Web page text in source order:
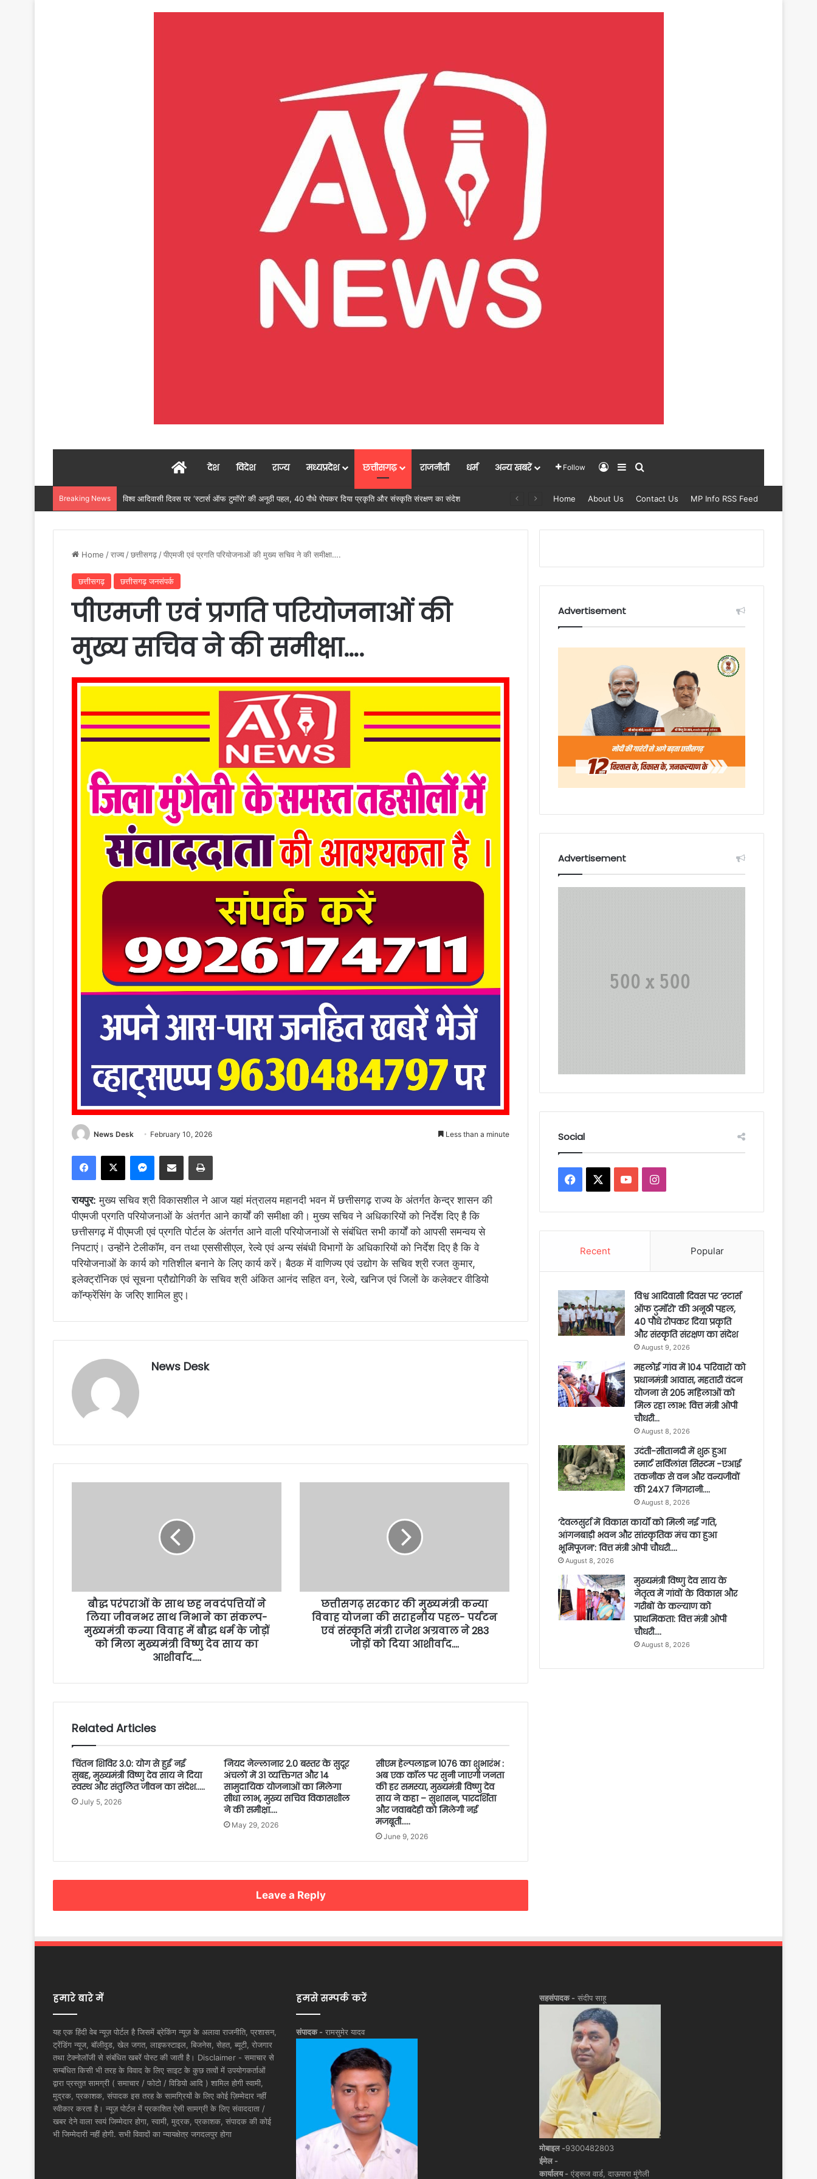
Homeदेश विदेश राज्य मध्यप्रदेश छत्तीसगढ़ राजनीती धर्म अन्य खबरें Follow Log InSidebar
Breaking News महलोई गांव में 104 परिवारों को प्रधानमंत्री आवास, महतारी वंदन योजना से 205 महिलाओं को मिल रहा लाभ: वित्त मंत्री ओपी चौधरी… Home About Us Contact Us MP Info RSS Feed
Home /राज्य /छत्तीसगढ़ /पीएमजी एवं प्रगति परियोजनाओं की मुख्य सचिव ने की समीक्षा….
छत्तीसगढ़ छत्तीसगढ़ जनसंपर्क
पीएमजी एवं प्रगति परियोजनाओं की
मुख्य सचिव ने की समीक्षा….
News Desk February 10, 2026 Less than a minute
Facebook
X Messenger
Share via Email Print
रायपुर: मुख्य सचिव श्री विकासशील ने आज यहां मंत्रालय महानदी भवन में छत्तीसगढ़ राज्य के अंतर्गत केन्द्र शासन की
पीएमजी प्रगति परियोजनाओं के अंतर्गत आने कार्यों की समीक्षा की। मुख्य सचिव ने अधिकारियों को निर्देश दिए है कि
छत्तीसगढ़ में पीएमजी एवं प्रगति पोर्टल के अंतर्गत आने वाली परियोजनाओं से संबंधित सभी कार्यों को आपसी समन्वय से
निपटाएं। उन्होंने टेलीकॉम, वन तथा एससीसीएल, रेल्वे एवं अन्य संबंधी विभागों के अधिकारियों को निर्देश दिए है कि वे
परियोजनाओं के कार्य को गतिशील बनाने के लिए कार्य करें। बैठक में वाणिज्य एवं उद्योग के सचिव श्री रजत कुमार,
इलेक्ट्रॉनिक एवं सूचना प्रौद्योगिकी के सचिव श्री अंकित आनंद सहित वन, रेल्वे, खनिज एवं जिलों के कलेक्टर वीडियो
कॉन्फ्रेंसिंग के जरिए शामिल हुए।
News Desk
बौद्ध परंपराओं के साथ छह नवदंपत्तियों ने
लिया जीवनभर साथ निभाने का संकल्प-
मुख्यमंत्री कन्या विवाह में बौद्ध धर्म के जोड़ों
को मिला मुख्यमंत्री विष्णु देव साय का
आशीर्वाद…..
छत्तीसगढ़ सरकार की मुख्यमंत्री कन्या
विवाह योजना की सराहनीय पहल- पर्यटन
एवं संस्कृति मंत्री राजेश अग्रवाल ने 283
जोड़ों को दिया आशीर्वाद….
Related Articles
चिंतन शिविर 3.0: योग से हुई नई
सुबह, मुख्यमंत्री विष्णु देव साय ने दिया
स्वस्थ और संतुलित जीवन का संदेश…..
July 5, 2026
नियद नेल्लानार 2.0 बस्तर के सुदूर
अंचलों में 31 व्यक्तिगत और 14
सामुदायिक योजनाओं का मिलेगा
सीधा लाभ, मुख्य सचिव विकासशील
ने की समीक्षा….
May 29, 2026
सीएम हेल्पलाइन 1076 का शुभारंभ :
अब एक कॉल पर सुनी जाएगी जनता
की हर समस्या, मुख्यमंत्री विष्णु देव
साय ने कहा – सुशासन, पारदर्शिता
और जवाबदेही को मिलेगी नई
मजबूती…..
June 9, 2026
Leave a Reply
Advertisement
Advertisement
Social
Facebook YouTubeInstagram
Recent Popular
विश्व आदिवासी दिवस पर ‘स्टार्स
ऑफ टुमॉरो’ की अनूठी पहल,
40 पौधे रोपकर दिया प्रकृति
और संस्कृति संरक्षण का संदेश
August 9, 2026
महलोई गांव में 104 परिवारों को
प्रधानमंत्री आवास, महतारी वंदन
योजना से 205 महिलाओं को
मिल रहा लाभ: वित्त मंत्री ओपी
चौधरी…
August 8, 2026
उदंती-सीतानदी में शुरू हुआ
स्मार्ट सर्विलांस सिस्टम -एआई
तकनीक से वन और वन्यजीवों
की 24X7 निगरानी….
August 8, 2026
’देवलसुर्रा में विकास कार्यों को मिली नई गति,
आंगनबाड़ी भवन और सांस्कृतिक मंच का हुआ
भूमिपूजन’: वित्त मंत्री ओपी चौधरी….
August 8, 2026
मुख्यमंत्री विष्णु देव साय के
नेतृत्व में गांवों के विकास और
गरीबों के कल्याण को
प्राथमिकता: वित्त मंत्री ओपी
चौधरी….
August 8, 2026
हमारे बारे में
यह एक हिंदी वेब न्यूज़ पोर्टल है जिसमें ब्रेकिंग न्यूज़ के अलावा राजनीति, प्रशासन,
ट्रेंडिंग न्यूज, बॉलीवुड, खेल जगत, लाइफस्टाइल, बिजनेस, सेहत, ब्यूटी, रोजगार
तथा टेक्नोलॉजी से संबंधित खबरें पोस्ट की जाती है। Disclaimer - समाचार से
सम्बंधित किसी भी तरह के विवाद के लिए साइट के कुछ तत्वों में उपयोगकर्ताओं
द्वारा प्रस्तुत सामग्री ( समाचार / फोटो / विडियो आदि ) शामिल होगी स्वामी,
मुद्रक, प्रकाशक, संपादक इस तरह के सामग्रियों के लिए कोई ज़िम्मेदार नहीं
स्वीकार करता है। न्यूज़ पोर्टल में प्रकाशित ऐसी सामग्री के लिए संवाददाता /
खबर देने वाला स्वयं जिम्मेदार होगा, स्वामी, मुद्रक, प्रकाशक, संपादक की कोई
भी जिम्मेदारी नहीं होगी. सभी विवादों का न्यायक्षेत्र जगदलपुर होगा
हमसे सम्पर्क करें
संपादक - रामसुमेर यादव
सहसंपादक - संदीप साहू
मोबाइल -9300482803
ईमेल -
कार्यालय - एंड्रूज वार्ड, दाऊपारा मुंगेली